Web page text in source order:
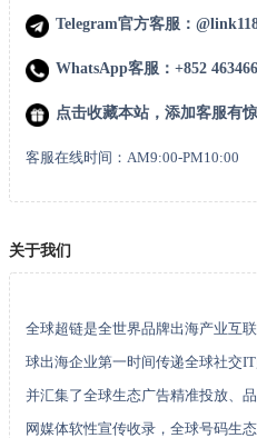
Telegram官方客服：
WhatsApp客服：+852
点击收藏本站，添加客服有
客服在线时间：AM9:00-PM10:00
关于我们
全球超链是全世界品牌出海产业互
球出海企业第一时间传递全球社交
并汇集了全球生态广告精准投放、
网媒体软性宣传收录，全球号码生